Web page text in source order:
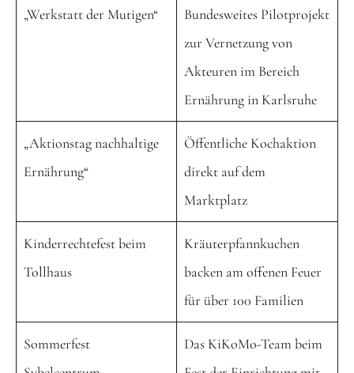
„Werkstatt der Mutigen“
Bundesweites Pilotprojekt
zur Vernetzung von
Akteuren im Bereich
Ernährung in Karlsruhe
„Aktionstag nachhaltige
Ernährung“
Öffentliche Kochaktion
direkt auf dem
Marktplatz
Kinderrechtefest beim
Tollhaus
Kräuterpfannkuchen
backen am offenen Feuer
für über 100 Familien
Sommerfest
Das KiKoMo-Team beim